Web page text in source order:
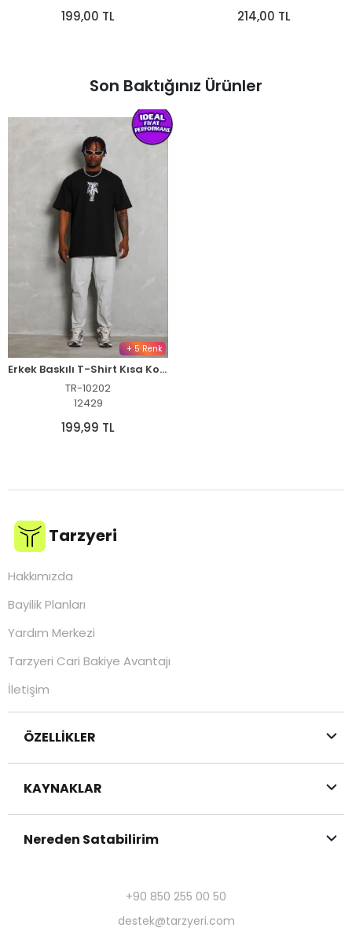
199,00 TL 214,00 TL
Son Baktığınız Ürünler
+ 5 Renk
Erkek Baskılı T-Shirt Kısa Kol Bisiklet Yaka Regular Fit Tişört - Siyah
TR-10202
12429
199,99 TL
Tarzyeri
Hakkımızda
Bayilik Planları
Yardım Merkezi
Tarzyeri Cari Bakiye Avantajı
İletişim
ÖZELLİKLER
KAYNAKLAR
Nereden Satabilirim
+90 850 255 00 50
destek@tarzyeri.com